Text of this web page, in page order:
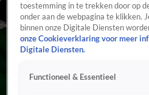
toestemming in te trekken door op
onder aan de webpagina te klikken.
binnen onze Digitale Diensten
onze Cookieverklaring voor meer
Digitale Diensten.
Functioneel & Essentieel